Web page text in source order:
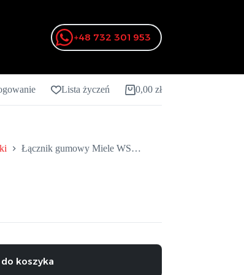
+48 732 301 953
Lista życzeń Koszyk
0,00 zł
Łącznik gumowy Miele WS…
koszyka